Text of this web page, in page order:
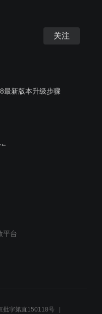
关注
最新版本升级步骤
平台
批字第直150118号